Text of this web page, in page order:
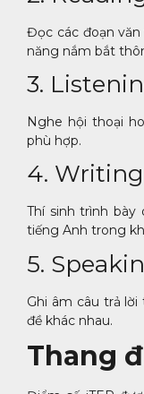
Đọc các đoạn
năng nắm bắt
3.
Nghe hội thoại
phù hợp.
4.
Thí sinh trình bày
tiếng Anh trong
5.
Ghi âm câu trả
đề khác nhau.
Thang